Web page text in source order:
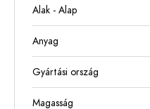
Alak - Alap
Anyag
Gyártási ország
Magasság